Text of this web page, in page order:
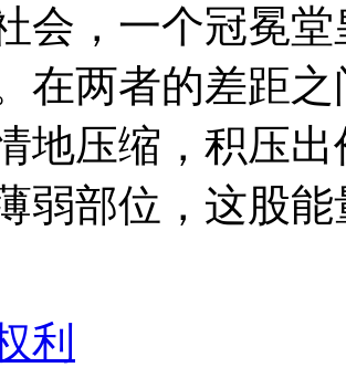
会，一个冠冕
在两者的差距
地压缩，积压
弱部位，这股
利